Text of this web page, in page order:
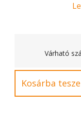
Várható
Kosárba